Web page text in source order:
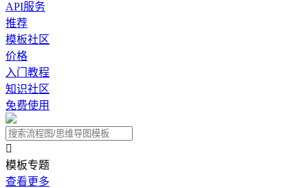
API服务
推荐
模板社区
价格
入门教程
知识社区
免费使用

模板专题
查看更多